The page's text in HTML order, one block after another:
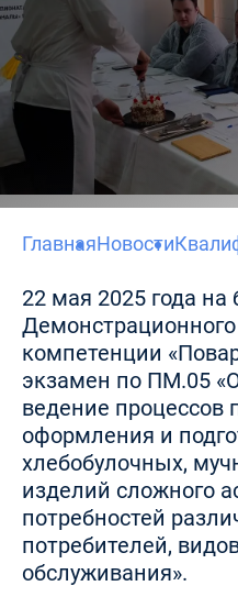
ГлавнаяНовости
22 мая 2025 года на
компетенции
экзамен по ПМ.05
ведение процессов
оформления и
хлебобулочных,
изделий сложного
потребностей
потребителей,
обслуживания».